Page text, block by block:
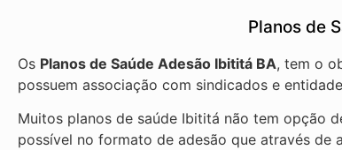
Planos de
Os Planos de Saúde Adesão Ibititá BA, tem o
possuem associação com sindicados e
Muitos planos de saúde Ibititá não tem opção
possível no formato de adesão que através de